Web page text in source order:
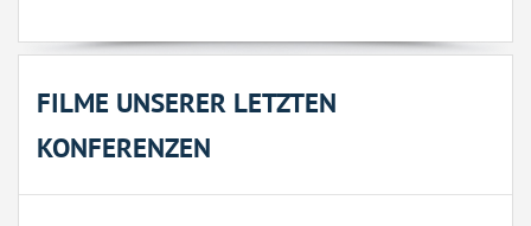
FILME UNSERER LETZTEN
KONFERENZEN